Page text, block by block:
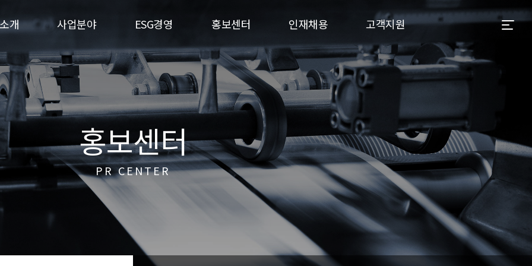
개 사업분야 ESG경영 홍보센터 인재채용 고객지원
홍보센터
PR CENTER